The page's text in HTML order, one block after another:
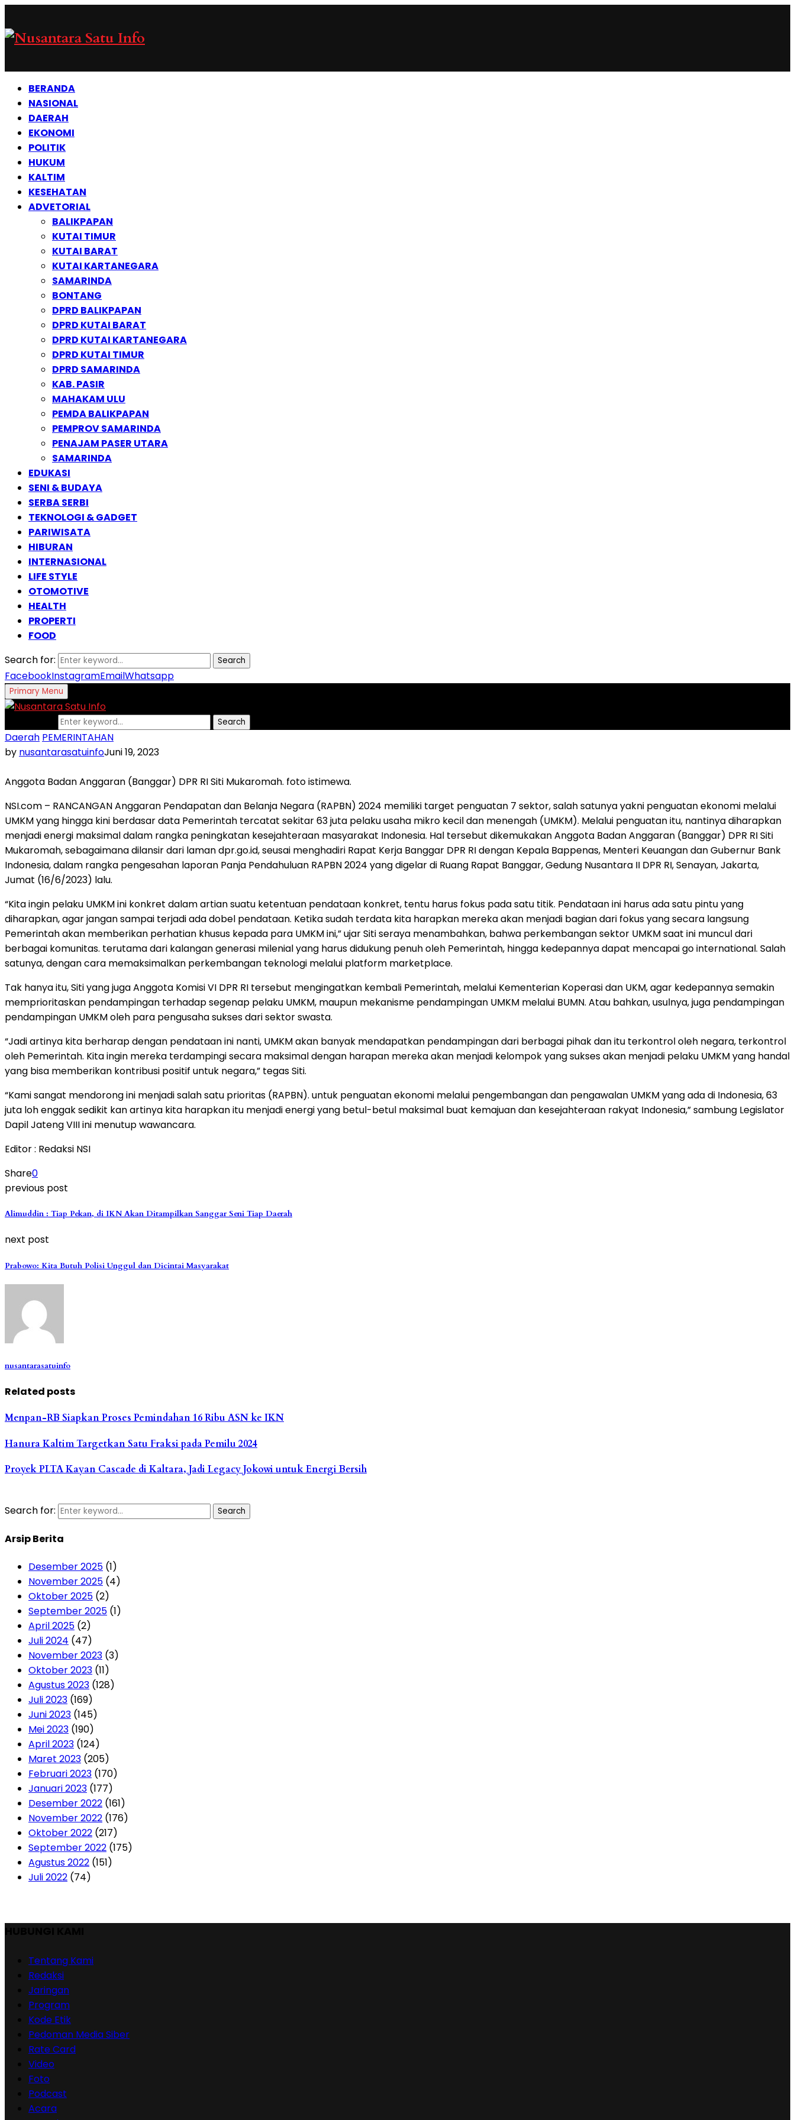
BERANDA
NASIONAL
DAERAH
EKONOMI
POLITIK
HUKUM
KALTIM
KESEHATAN
ADVETORIAL
BALIKPAPAN
KUTAI TIMUR
KUTAI BARAT
KUTAI KARTANEGARA
SAMARINDA
BONTANG
DPRD BALIKPAPAN
DPRD KUTAI BARAT
DPRD KUTAI KARTANEGARA
DPRD KUTAI TIMUR
DPRD SAMARINDA
KAB. PASIR
MAHAKAM ULU
PEMDA BALIKPAPAN
PEMPROV SAMARINDA
PENAJAM PASER UTARA
SAMARINDA
EDUKASI
SENI & BUDAYA
SERBA SERBI
TEKNOLOGI & GADGET
PARIWISATA
HIBURAN
INTERNASIONAL
LIFE STYLE
OTOMOTIVE
HEALTH
PROPERTI
FOOD
Search for:
Search
FacebookInstagramEmailWhatsapp
Primary Menu
Search
Daerah PEMERINTAHAN
by nusantarasatuinfoJuni 19, 2023
Anggota Badan Anggaran (Banggar) DPR RI Siti Mukaromah. foto istimewa.
NSI.com – RANCANGAN Anggaran Pendapatan dan Belanja Negara (RAPBN) 2024 memiliki target penguatan 7 sektor, salah satunya yakni penguatan ekonomi melalui
UMKM yang hingga kini berdasar data Pemerintah tercatat sekitar 63 juta pelaku usaha mikro kecil dan menengah (UMKM). Melalui penguatan itu, nantinya diharapkan
menjadi energi maksimal dalam rangka peningkatan kesejahteraan masyarakat Indonesia. Hal tersebut dikemukakan Anggota Badan Anggaran (Banggar) DPR RI Siti
Mukaromah, sebagaimana dilansir dari laman dpr.go.id, seusai menghadiri Rapat Kerja Banggar DPR RI dengan Kepala Bappenas, Menteri Keuangan dan Gubernur Bank
Indonesia, dalam rangka pengesahan laporan Panja Pendahuluan RAPBN 2024 yang digelar di Ruang Rapat Banggar, Gedung Nusantara II DPR RI, Senayan, Jakarta,
Jumat (16/6/2023) lalu.
“Kita ingin pelaku UMKM ini konkret dalam artian suatu ketentuan pendataan konkret, tentu harus fokus pada satu titik. Pendataan ini harus ada satu pintu yang
diharapkan, agar jangan sampai terjadi ada dobel pendataan. Ketika sudah terdata kita harapkan mereka akan menjadi bagian dari fokus yang secara langsung
Pemerintah akan memberikan perhatian khusus kepada para UMKM ini,” ujar Siti seraya menambahkan, bahwa perkembangan sektor UMKM saat ini muncul dari
berbagai komunitas. terutama dari kalangan generasi milenial yang harus didukung penuh oleh Pemerintah, hingga kedepannya dapat mencapai go international. Salah
satunya, dengan cara memaksimalkan perkembangan teknologi melalui platform marketplace.
Tak hanya itu, Siti yang juga Anggota Komisi VI DPR RI tersebut mengingatkan kembali Pemerintah, melalui Kementerian Koperasi dan UKM, agar kedepannya semakin
memprioritaskan pendampingan terhadap segenap pelaku UMKM, maupun mekanisme pendampingan UMKM melalui BUMN. Atau bahkan, usulnya, juga pendampingan
pendampingan UMKM oleh para pengusaha sukses dari sektor swasta.
“Jadi artinya kita berharap dengan pendataan ini nanti, UMKM akan banyak mendapatkan pendampingan dari berbagai pihak dan itu terkontrol oleh negara, terkontrol
oleh Pemerintah. Kita ingin mereka terdampingi secara maksimal dengan harapan mereka akan menjadi kelompok yang sukses akan menjadi pelaku UMKM yang handal
yang bisa memberikan kontribusi positif untuk negara,” tegas Siti.
“Kami sangat mendorong ini menjadi salah satu prioritas (RAPBN). untuk penguatan ekonomi melalui pengembangan dan pengawalan UMKM yang ada di Indonesia, 63
juta loh enggak sedikit kan artinya kita harapkan itu menjadi energi yang betul-betul maksimal buat kemajuan dan kesejahteraan rakyat Indonesia,” sambung Legislator
Dapil Jateng VIII ini menutup wawancara.
Editor : Redaksi NSI
Share0
previous post
Alimuddin : Tiap Pekan, di IKN Akan Ditampilkan Sanggar Seni Tiap Daerah
next post
Prabowo: Kita Butuh Polisi Unggul dan Dicintai Masyarakat
nusantarasatuinfo
Related posts
Menpan-RB Siapkan Proses Pemindahan 16 Ribu ASN ke IKN
Hanura Kaltim Targetkan Satu Fraksi pada Pemilu 2024
Proyek PLTA Kayan Cascade di Kaltara, Jadi Legacy Jokowi untuk Energi Bersih
Search for: Search
Arsip Berita
Desember 2025 (1)
November 2025 (4)
Oktober 2025 (2)
September 2025 (1)
April 2025 (2)
Juli 2024 (47)
November 2023 (3)
Oktober 2023 (11)
Agustus 2023 (128)
Juli 2023 (169)
Juni 2023 (145)
Mei 2023 (190)
April 2023 (124)
Maret 2023 (205)
Februari 2023 (170)
Januari 2023 (177)
Desember 2022 (161)
November 2022 (176)
Oktober 2022 (217)
September 2022 (175)
Agustus 2022 (151)
Juli 2022 (74)
Tentang Kami
Redaksi
Jaringan
Program
Kode Etik
Pedoman Media Siber
Rate Card
Video
Foto
Podcast
Acara